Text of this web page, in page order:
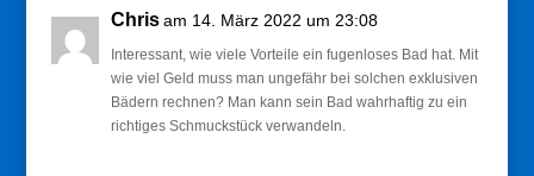
Chris am 14. März 2022 um 23:08
Interessant, wie viele Vorteile ein fugenloses Bad hat. Mit
wie viel Geld muss man ungefähr bei solchen exklusiven
Bädern rechnen? Man kann sein Bad wahrhaftig zu ein
richtiges Schmuckstück verwandeln.